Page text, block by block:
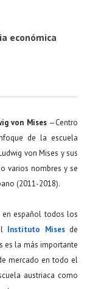
económica
von Mises—Centro
de la escuela
von Mises y sus
varios nombres y se
(2011-2018).
en español todos los
Instituto Misesde
es la más importante
mercado en todo el
austriaca como